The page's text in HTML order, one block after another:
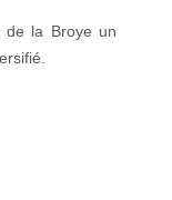
de la Broye un